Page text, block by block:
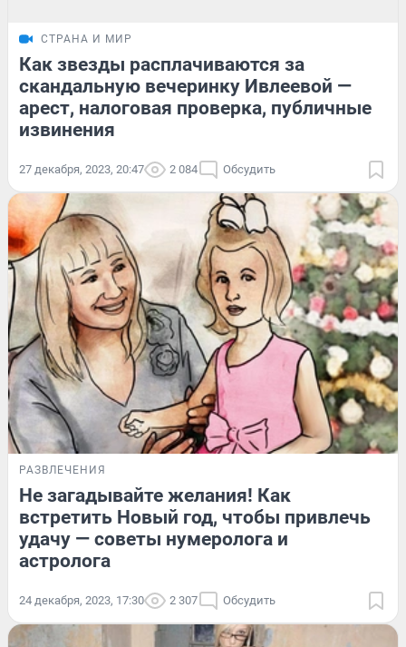
СТРАНА И МИР
Как звезды расплачиваются за
скандальную вечеринку Ивлеевой —
арест, налоговая проверка, публичные
извинения
27 декабря, 2023, 20:47 2 084 Обсудить
РАЗВЛЕЧЕНИЯ
Не загадывайте желания! Как
встретить Новый год, чтобы привлечь
удачу — советы нумеролога и
астролога
24 декабря, 2023, 17:30 2 307 Обсудить